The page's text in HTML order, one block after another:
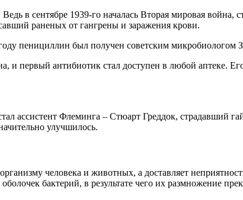
в сентябре 1939-го началась Вторая мировая
раненых от гангрены и заражения крови.
пенициллин был получен советским микробиологом
и первый антибиотик стал доступен в любой аптеке.
ассистент Флеминга – Стюарт Греддок, страдавший
улучшилось.
человека и животных, а доставляет
бактерий, в результате чего их размножение